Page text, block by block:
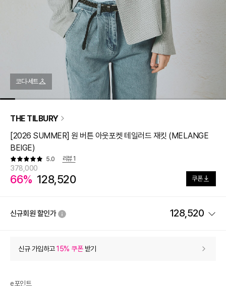
코디·세트
THE TILBURY
[2026 SUMMER] 원 버튼 아웃포켓 테일러드 재킷 (MELANGE
BEIGE)
5.0 리뷰1
378,000
66% 128,520 쿠폰
신규회원 할인가 128,520
상품 할인 (자동적용)
신규 가입하고15% 쿠폰받기
e포인트